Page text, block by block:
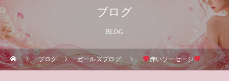
ブログ
BLOG
ブログ ガールズブログ 赤いソーセージ